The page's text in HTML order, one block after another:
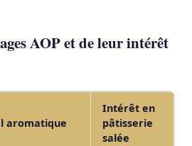
AOP et de leur intérêt
aromatique
Intérêt en
pâtisserie
salée